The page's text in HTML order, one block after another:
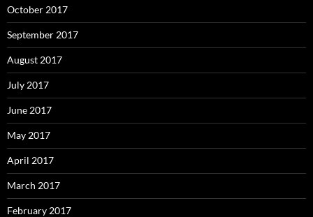
October 2017
September 2017
August 2017
July 2017
June 2017
May 2017
April 2017
March 2017
February 2017